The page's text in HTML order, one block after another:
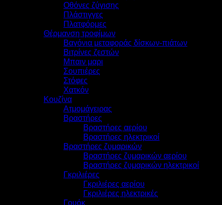
Οθόνες ζύγισης
Πλάστιγγες
Πλατφόρμες
Θέρμανση τροφίμων
Βαγόνια μεταφοράς δίσκων-πιάτων
Βιτρίνες ζεστών
Μπαιν μαρι
Σουπιέρες
Στόφες
Χατκόν
Κουζίνα
Ατμομάγειρας
Βραστήρες
Βραστήρες αερίου
Βραστήρες ηλεκτρικοί
Βραστήρες ζυμαρικών
Βραστήρες ζυμαρικών αερίου
Βραστήρες ζυμαρικών ηλεκτρικοί
Γκριλιέρες
Γκριλιέρες αερίου
Γκριλιέρες ηλεκτρικές
Γουόκ